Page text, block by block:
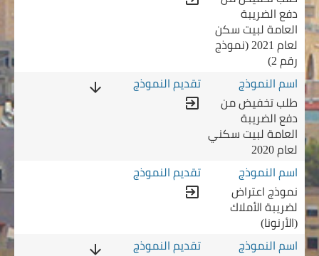
دفع الضريبة
العامة لبيت سكن
لعام 2021 (نموذج
رقم 2)
طلب تخفيض من
دفع الضريبة
العامة لبيت سكني
لعام 2020
exit_to_app 2020
arrow_downward سكني لعام 2020
نموذج اعتراض
لضريبة الأملاك
(الأرنونا)
exit_to_app (الأرنونا)
arrow_downward رقم 2